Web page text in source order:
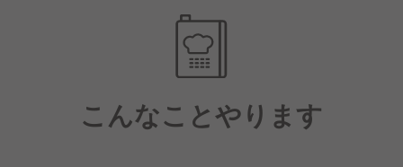
こんなことやります